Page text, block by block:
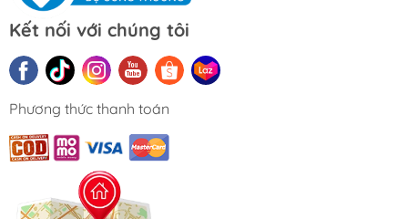
Kết nối với chúng tôi
Phương thức thanh toán